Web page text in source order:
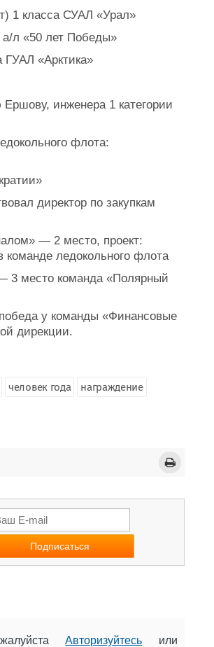
1 класса СУАЛ «Урал»
л «50 лет Победы»
«Арктика»
инженера 1 категории
флота:
директор по закупкам
— 2 место, проект:
команде ледокольного флота
3 место команда «Полярный
у команды «Финансовые
дирекции.
человек года награждение
Авторизуйтесь или